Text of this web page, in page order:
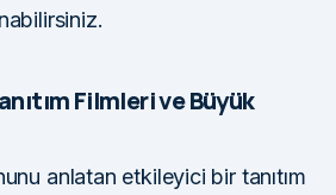
Filmleri ve Büyük
anlatan etkileyici bir tanıtım